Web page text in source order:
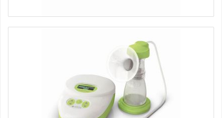
Молокоотсос Calypso Double Plus электрический Ardo